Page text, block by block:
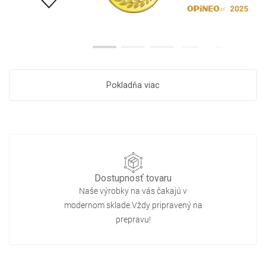
Pokladňa viac
Dostupnosť tovaru
Naše výrobky na vás čakajú v
modernom sklade.Vždy pripravený na
prepravu!